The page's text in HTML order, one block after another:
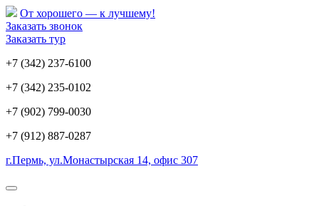
От хорошего — к лучшему!
Заказать звонок
Заказать тур
+7 (342) 237-6100
+7 (342) 235-0102
+7 (902) 799-0030
+7 (912) 887-0287
г.Пермь, ул.Монастырская 14, офис 307